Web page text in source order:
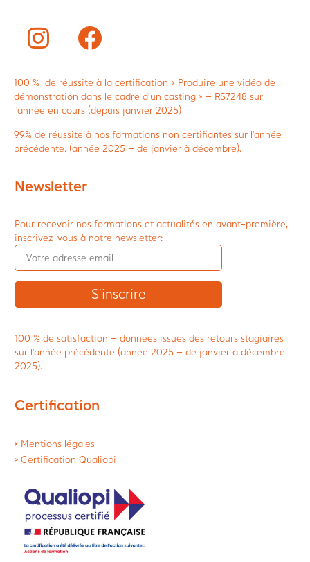
100 % de réussite à la certification « Produire une vidéo de
démonstration dans le cadre d’un casting » – RS7248 sur
l’année en cours (depuis janvier 2025)
99% de réussite à nos formations non certifiantes sur l’année
précédente. (année 2025 – de janvier à décembre).
Newsletter
Pour recevoir nos formations et actualités en avant-première,
inscrivez-vous à notre newsletter:
100 % de satisfaction – données issues des retours stagiaires
sur l’année précédente (année 2025 – de janvier à décembre
2025).
Certification
> Mentions légales
> Certification Qualiopi